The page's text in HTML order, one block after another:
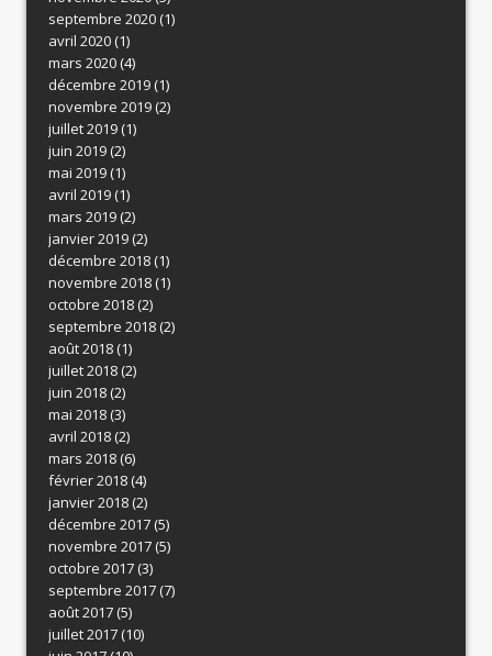
septembre 2020(1)
avril 2020(1)
mars 2020(4)
décembre 2019(1)
novembre 2019(2)
juillet 2019(1)
juin 2019(2)
mai 2019(1)
avril 2019(1)
mars 2019(2)
janvier 2019(2)
décembre 2018(1)
novembre 2018(1)
octobre 2018(2)
septembre 2018(2)
août 2018(1)
juillet 2018(2)
juin 2018(2)
mai 2018(3)
avril 2018(2)
mars 2018(6)
février 2018(4)
janvier 2018(2)
décembre 2017(5)
novembre 2017(5)
octobre 2017(3)
septembre 2017(7)
août 2017(5)
juillet 2017(10)